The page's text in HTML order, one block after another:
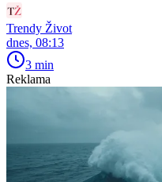
Trendy Život
dnes, 08:13
3 min
Reklama